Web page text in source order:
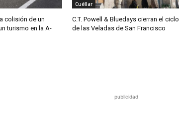
colisión de un
turismo en la A-
Cuéllar
C.T. Powell & Bluedays cierran el ciclo
de las Veladas de San Francisco
publicidad